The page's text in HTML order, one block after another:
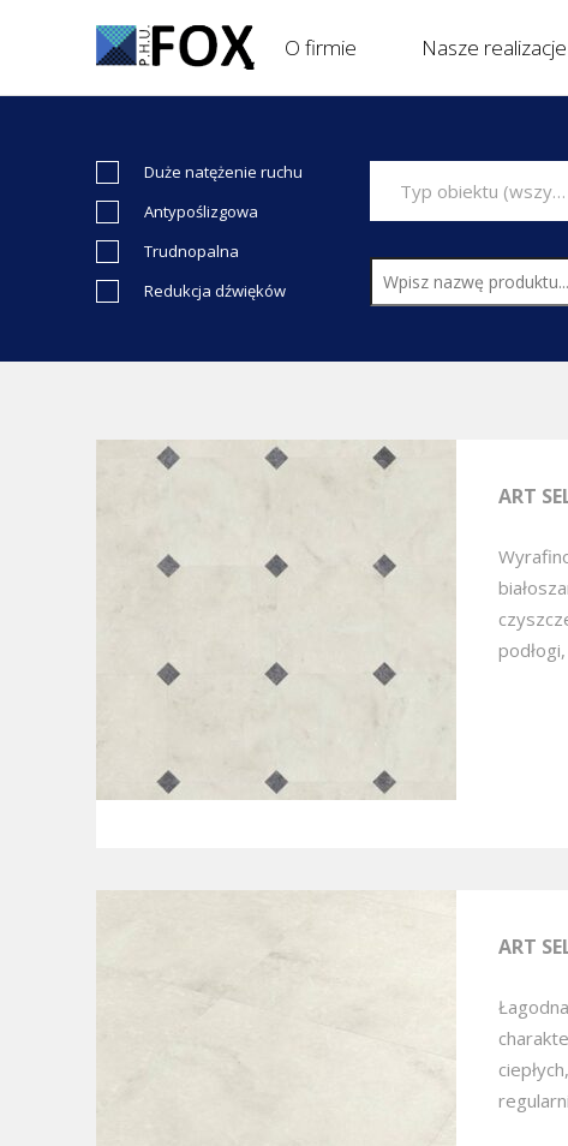
O firmie Nasze realizacje
Duże natężenie ruchu
Antypoślizgowa
Trudnopalna
Redukcja dźwięków
Typ obiektu (wszystkie)
ART
ART